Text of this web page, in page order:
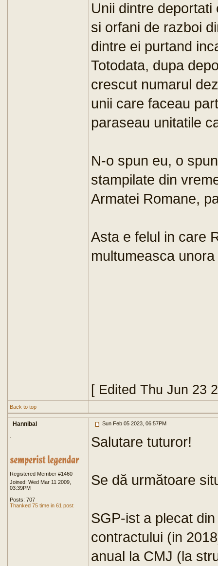
Unii dintre
si orfani de razboi
dintre ei purtand
Totodata, dupa
crescut numarul
unii care faceau
paraseau unitatile
N-o spun eu, o
stampilate din
Armatei Romane,
Asta e felul in care
multumeasca
[ Edited Thu Jun 23
Back to top
Hannibal Sun Feb 05 2023, 06:57PM
.
Registered Member #1460
Joined: Wed Mar 11 2009,
03:39PM
Posts: 707
Thanked 75 time in 61 post
Salutare tuturor!
Se dă următoare
SGP-ist a plecat
contractului (in
anual la CMJ (la